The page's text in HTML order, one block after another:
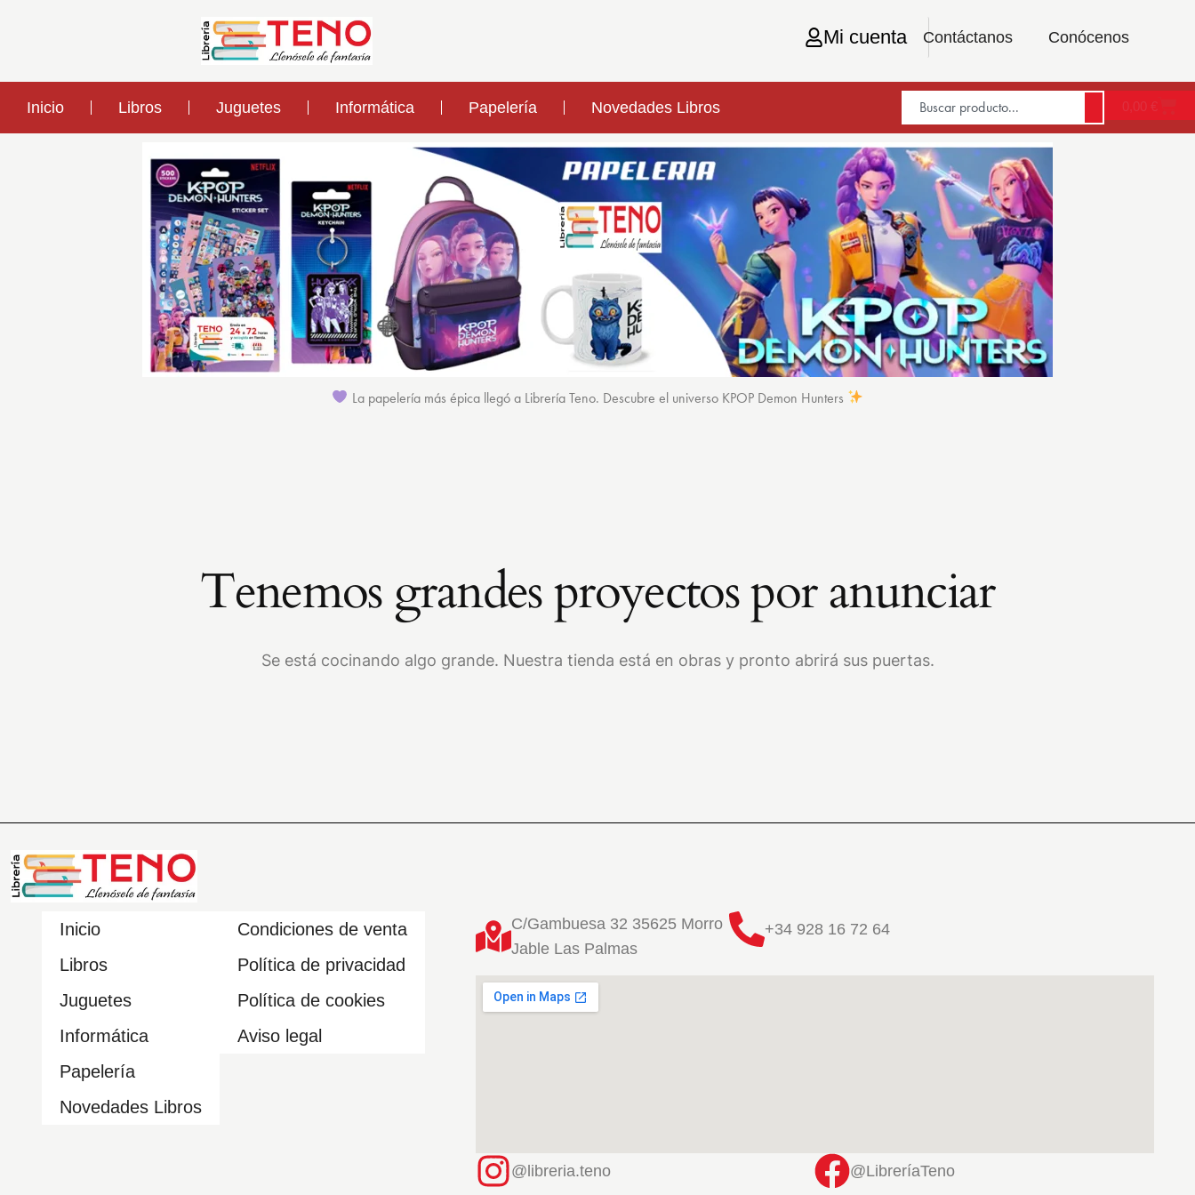
Contáctanos Conócenos
Mi cuenta
Inicio Libros Juguetes Informática Papelería Novedades Libros 0,00 €
La papelería más épica llegó a Librería Teno. Descubre el universo KPOP Demon Hunters
Tenemos grandes proyectos por anunciar
Se está cocinando algo grande. Nuestra tienda está en obras y pronto abrirá sus puertas.
Inicio
Libros
Juguetes
Informática
Papelería
Novedades Libros
Condiciones de venta
Política de privacidad
Política de cookies
Aviso legal
C/Gambuesa 32 35625 Morro
Jable Las Palmas
+34 928 16 72 64
@libreria.teno @LibreríaTeno